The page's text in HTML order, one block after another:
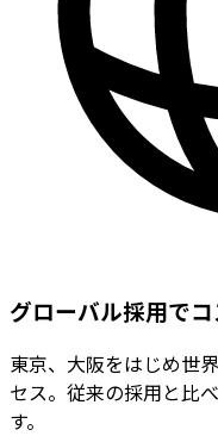
グローバル採用で
東京、大阪をはじめ世
セス。従来の採用と比
す。